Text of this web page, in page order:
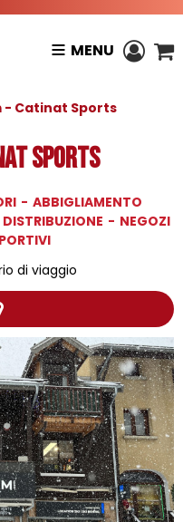
MENU
- Catinat Sports
Sports
ABBIGLIAMENTO
NEGOZI
di viaggio